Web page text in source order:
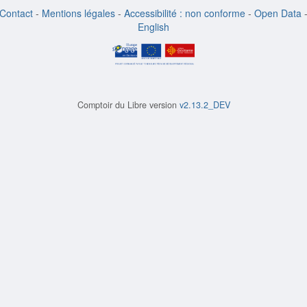
Contact - Mentions légales - Accessibilité : non conforme - Open Data -
English
Comptoir du Libre version v2.13.2_DEV